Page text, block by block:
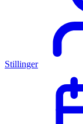
Stillinger